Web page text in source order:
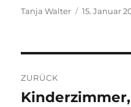
Autor
Tanja Walter 15. Januar
ZURÜCK
Vorheriger